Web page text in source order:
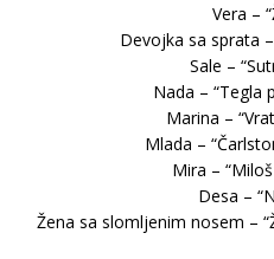
Vera –
Devojka sa sprata
Sale –
Nada – “Tegla
Marina –
Mlada –
Mira –
Desa –
Žena sa slomljenim nosem –